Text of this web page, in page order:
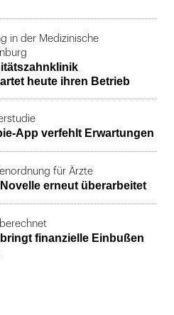
in der Medizinische
heute ihren Betrieb
App verfehlt Erwartungen
für Ärzte
erneut überarbeitet
finanzielle Einbußen